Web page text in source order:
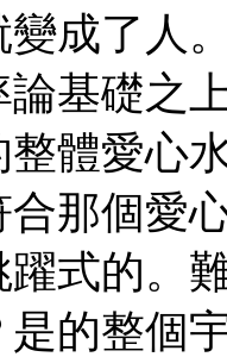
成了人
基礎之
體愛心
那個愛
式的。
的整個